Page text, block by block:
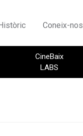
Coneix-nos
CineBaix
LABS